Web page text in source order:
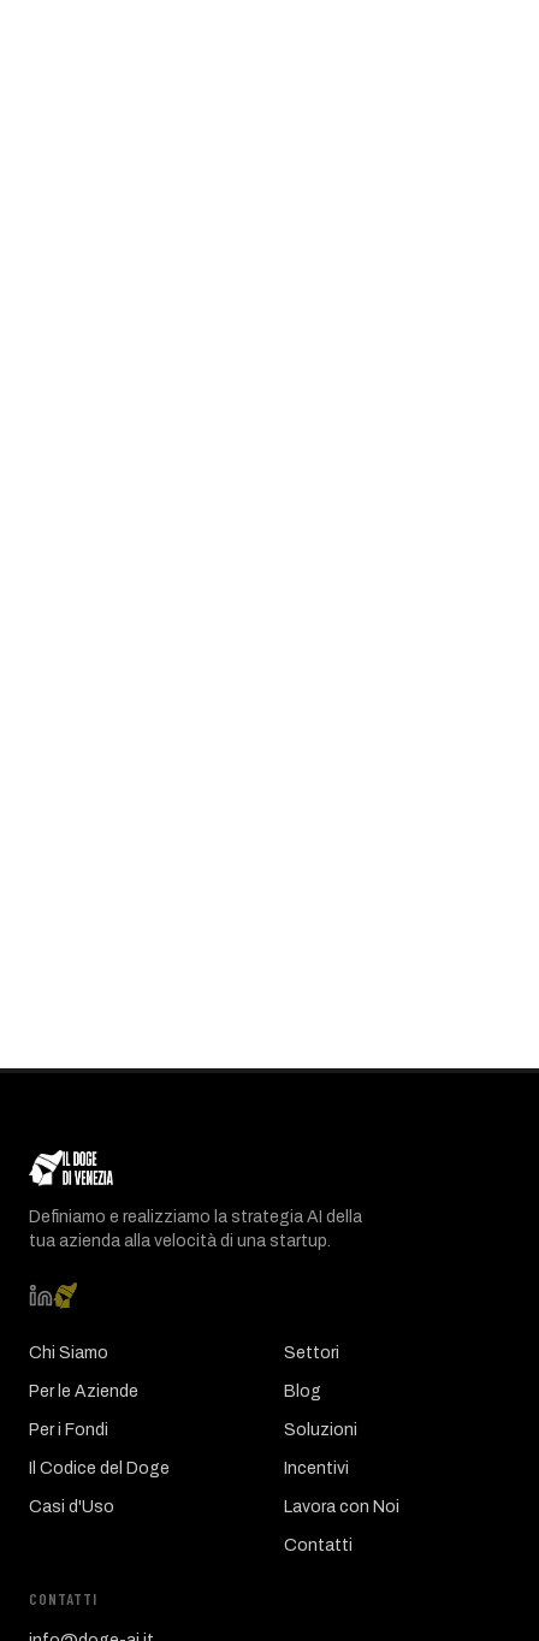
Definiamo e realizziamo la strategia AI della
tua azienda alla velocità di una startup.
Chi Siamo
Per le Aziende
Per i Fondi
Il Codice del Doge
Casi d'Uso
Settori
Blog
Soluzioni
Incentivi
Lavora con Noi
Contatti
CONTATTI